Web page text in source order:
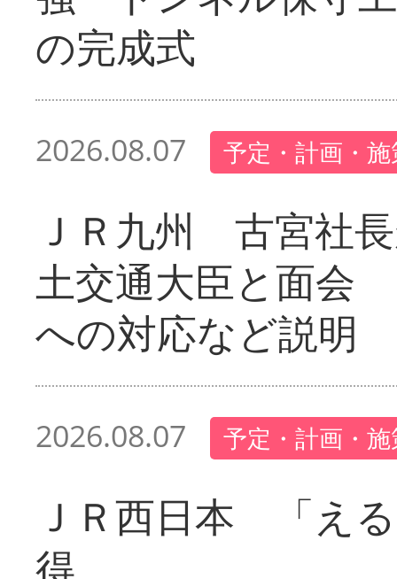
の完成式
2026.08.07 予定・計画・
ＪＲ九州 古宮社
土交通大臣と面会
への対応など説明
2026.08.07 予定・計画・
ＪＲ西日本 「え
得